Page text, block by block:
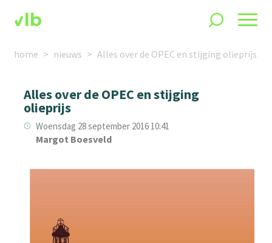
home nieuws Alles over de OPEC en stijging olieprijs
Alles over de OPEC en stijging
olieprijs
Woensdag 28 september 2016 10:41
Margot Boesveld